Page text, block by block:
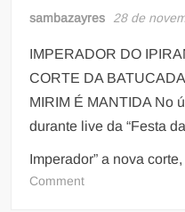
sambazayres 28 de
IMPERADOR DO
CORTE DA
MIRIM É MANTIDA No
durante live da “Festa
Imperador” a nova
Commenton